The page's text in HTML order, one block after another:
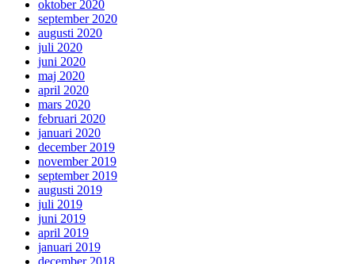
oktober 2020
september 2020
augusti 2020
juli 2020
juni 2020
maj 2020
april 2020
mars 2020
februari 2020
januari 2020
december 2019
november 2019
september 2019
augusti 2019
juli 2019
juni 2019
april 2019
januari 2019
december 2018